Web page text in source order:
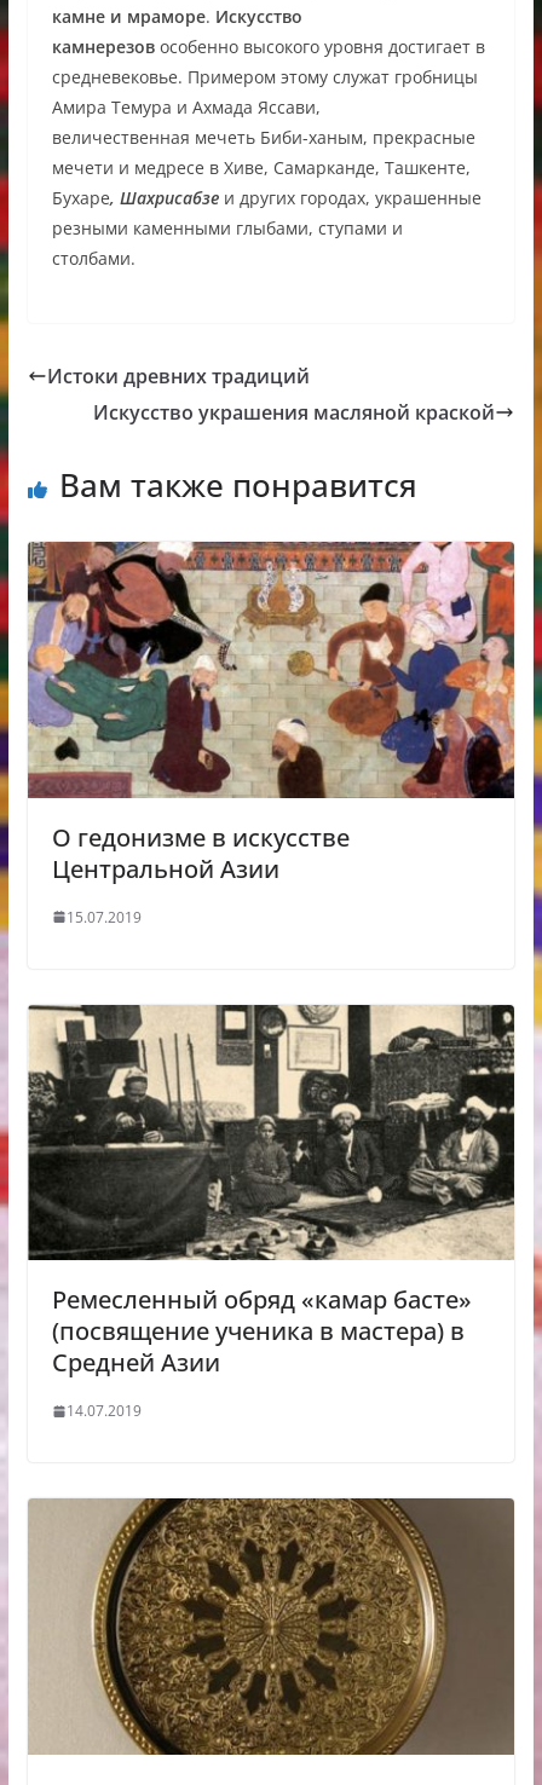
камне и мраморе. Искусство
камнерезовособенно высокого уровня достигает в
средневековье. Примером этому служат гробницы
Амира Темура и Ахмада Яссави,
величественная мечеть Биби-ханым, прекрасные
мечети и медресе в Хиве, Самарканде, Ташкенте,
Бухаре, Шахрисабзеи других городах, украшенные
резными каменными глыбами, ступами и
столбами.
Истоки древних традиций
Искусство украшения масляной краской
Вам также понравится
О гедонизме в искусстве
Центральной Азии
15.07.2019
Ремесленный обряд «камар басте»
(посвящение ученика в мастера) в
Средней Азии
14.07.2019